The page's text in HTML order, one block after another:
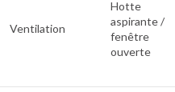
Ventilation
Hotte
aspirante /
fenêtre
ouverte